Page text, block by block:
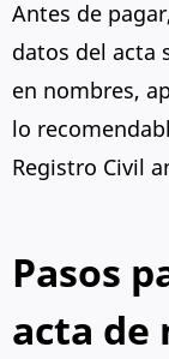
Antes de
datos del acta
en nombres,
lo
Registro Civil
Pasos
acta de